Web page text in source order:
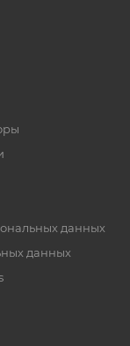
данных
данных